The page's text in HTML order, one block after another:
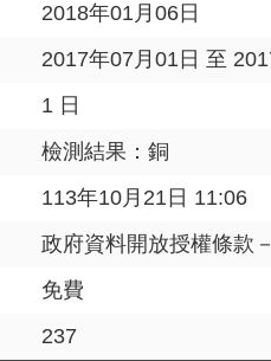
2018年01月06日
2017年07月01日 至
1 日
檢測結果：銅
113年10月21日 11:06
政府資料開放授權條款
免費
237